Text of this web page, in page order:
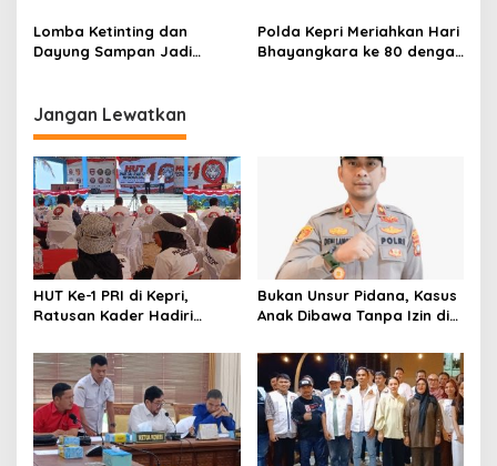
Meninggal Dunia
Lomba Ketinting dan
Dayung Sampan Jadi
Kepri
Polda Kepri Meriahkan Hari
Bhayangkara ke 80 dengan
Jangan Lewatkan
HUT Ke-1 PRI di Kepri,
Ratusan Kader Hadiri
Bansos
Bukan Unsur Pidana, Kasus
Anak Dibawa Tanpa Izin di